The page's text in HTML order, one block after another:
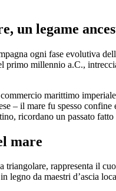
un legame
ogni fase evolutiva
primo millennio a.C.,
marittimo
– il mare fu spesso
ricordano un passato fatto
mare
rappresenta il
legno da maestri d’ascia